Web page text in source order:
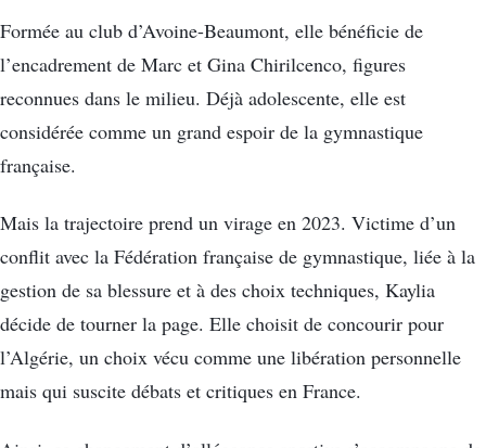
Formée au club d’Avoine-Beaumont, elle bénéficie de
l’encadrement de Marc et Gina Chirilcenco, figures
reconnues dans le milieu. Déjà adolescente, elle est
considérée comme un grand espoir de la gymnastique
française.
Mais la trajectoire prend un virage en 2023. Victime d’un
conflit avec la Fédération française de gymnastique, liée à la
gestion de sa blessure et à des choix techniques, Kaylia
décide de tourner la page. Elle choisit de concourir pour
l’Algérie, un choix vécu comme une libération personnelle
mais qui suscite débats et critiques en France.